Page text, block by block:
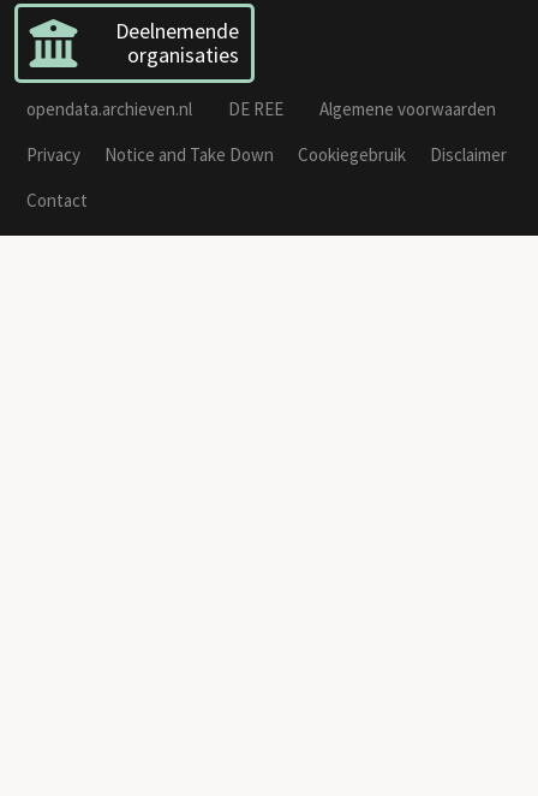
Deelnemende
organisaties
opendata.archieven.nl DE REE
Algemene voorwaarden
Privacy
Notice and Take Down Cookiegebruik
Disclaimer
Contact